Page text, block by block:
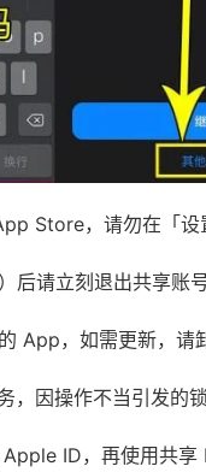
Store，请勿在「
后请立刻退出共享账
App，如需更新，请
，因操作不当引发的
ID，再使用共享